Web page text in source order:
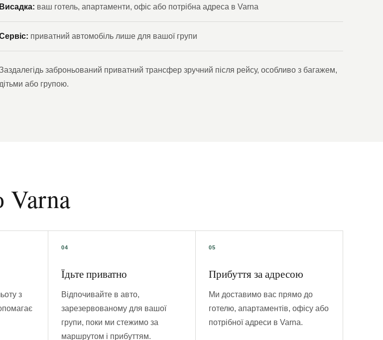
Висадка: ваш готель, апартаменти, офіс або потрібна адреса в Varna
приватний автомобіль лише для вашої групи
заброньований приватний трансфер зручний після рейсу, особливо з багажем,
дітьми або групою.
Varna
з
Їдьте приватно
Відпочивайте в авто,
зарезервованому для вашої
групи, поки ми стежимо за
маршрутом і прибуттям.
Прибуття за адресою
Ми доставимо вас прямо до
готелю, апартаментів, офісу або
потрібної адреси в Varna.